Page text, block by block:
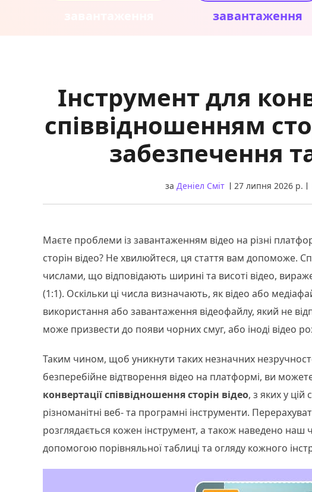
завантаження
Інструмент для
співвідношенням
забезпечення
за Деніел Сміт 27 липня 2026 р.
Маєте проблеми із завантаженням відео на різні
сторін відео? Не хвилюйтеся, ця стаття вам допоможе.
числами, що відповідають ширині та висоті відео,
(1:1). Оскільки ці числа визначають, як відео або
використання або завантаження відеофайлу, який не
може призвести до появи чорних смуг, або іноді відео
Таким чином, щоб уникнути таких незначних
безперебійне відтворення відео на платформі, ви
конвертації співвідношення сторін відео, з яких у
різноманітні веб- та програмні інструменти.
розглядається кожен інструмент, а також наведено наш
допомогою порівняльної таблиці та огляду кожного